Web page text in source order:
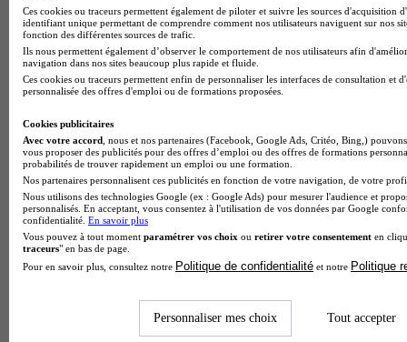
Ces cookies ou traceurs permettent également de piloter et suivre les sources d'acquisition
identifiant unique permettant de comprendre comment nos utilisateurs naviguent sur nos
fonction des différentes sources de trafic.
Ils nous permettent également d’observer le comportement de nos utilisateurs afin
navigation dans nos sites beaucoup plus rapide et fluide.
Ces cookies ou traceurs permettent enfin de personnaliser les interfaces de consultation et
personnalisée des offres d'emploi ou de formations proposées.
Cookies publicitaires
Avec votre accord , nous et nos partenaires (Facebook, Google Ads, Critéo, Bing,)
vous proposer des publicités pour des offres d’emploi ou des offres de formations
probabilités de trouver rapidement un emploi ou une formation.
Nos partenaires personnalisent ces publicités en fonction de votre navigation, de votre
Nous utilisons des technologies Google (ex : Google Ads) pour mesurer l'audience et
personnalisés. En acceptant, vous consentez à l'utilisation de vos données par Google
confidentialité. En savoir plus
Vous pouvez à tout moment paramétrer vos choix ou retirer votre consentement en
traceurs" en bas de page.
Pour en savoir plus, consultez notre Politique de confidentialité et notre Politique
Personnaliser mes choix Tout accepter